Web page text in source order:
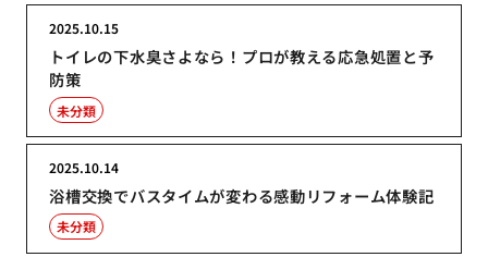
トイレの下水臭さよなら！プロが教える応急処置と予
防策
2025.10.15
未分類
浴槽交換でバスタイムが変わる感動リフォーム体験記
2025.10.14
未分類